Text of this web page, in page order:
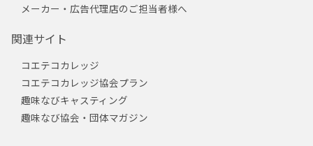
メーカー・広告代理店のご担当者様へ
関連サイト
コエテコカレッジ
コエテコカレッジ協会プラン
趣味なびキャスティング
趣味なび協会・団体マガジン